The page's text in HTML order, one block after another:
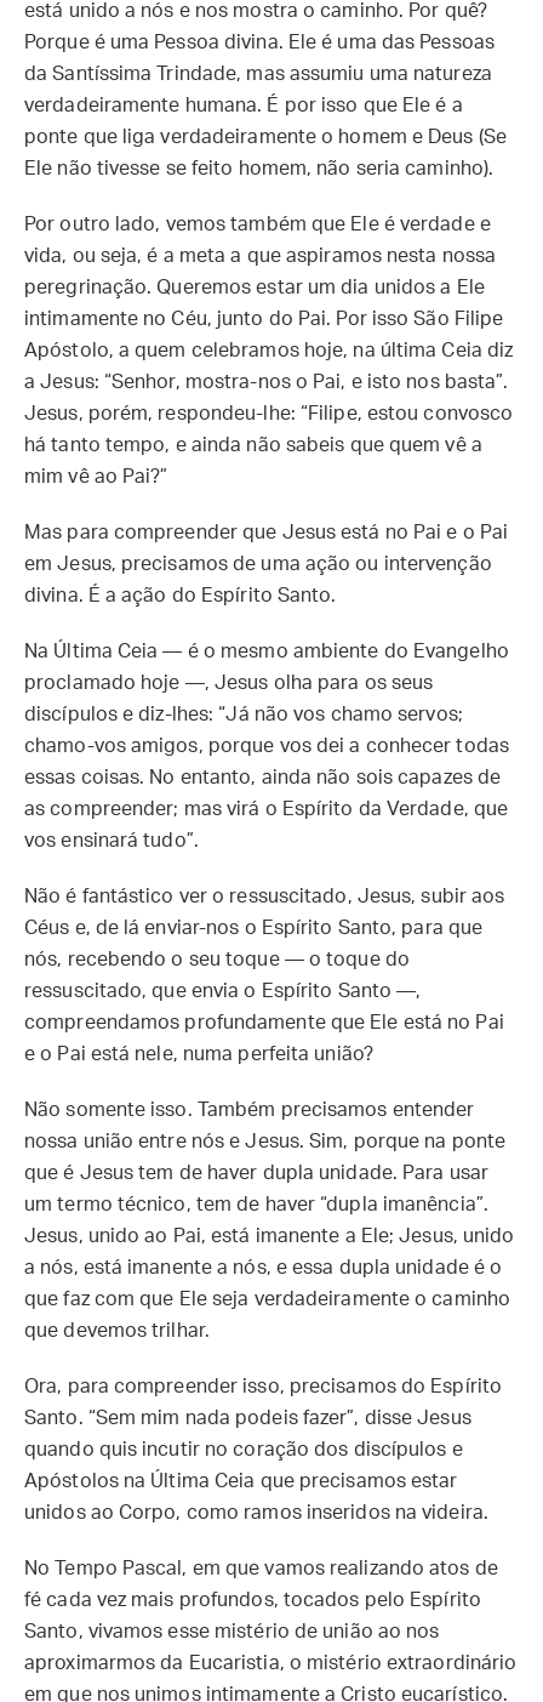
está unido a nós e nos mostra o caminho. Por quê?
Porque é uma Pessoa divina. Ele é uma das Pessoas
da Santíssima Trindade, mas assumiu uma natureza
verdadeiramente humana. É por isso que Ele é a
ponte que liga verdadeiramente o homem e Deus (Se
Ele não tivesse se feito homem, não seria caminho).
Por outro lado, vemos também que Ele é verdade e
vida, ou seja, é a meta a que aspiramos nesta nossa
peregrinação. Queremos estar um dia unidos a Ele
intimamente no Céu, junto do Pai. Por isso São Filipe
Apóstolo, a quem celebramos hoje, na última Ceia diz
a Jesus: “Senhor, mostra-nos o Pai, e isto nos basta”.
Jesus, porém, respondeu-lhe: “Filipe, estou convosco
há tanto tempo, e ainda não sabeis que quem vê a
mim vê ao Pai?”
Mas para compreender que Jesus está no Pai e o Pai
em Jesus, precisamos de uma ação ou intervenção
divina. É a ação do Espírito Santo.
Na Última Ceia — é o mesmo ambiente do Evangelho
proclamado hoje —, Jesus olha para os seus
discípulos e diz-lhes: “Já não vos chamo servos;
chamo-vos amigos, porque vos dei a conhecer todas
essas coisas. No entanto, ainda não sois capazes de
as compreender; mas virá o Espírito da Verdade, que
vos ensinará tudo”.
Não é fantástico ver o ressuscitado, Jesus, subir aos
Céus e, de lá enviar-nos o Espírito Santo, para que
nós, recebendo o seu toque — o toque do
ressuscitado, que envia o Espírito Santo —,
compreendamos profundamente que Ele está no Pai
e o Pai está nele, numa perfeita união?
Não somente isso. Também precisamos entender
nossa união entre nós e Jesus. Sim, porque na ponte
que é Jesus tem de haver dupla unidade. Para usar
um termo técnico, tem de haver “dupla imanência”.
Jesus, unido ao Pai, está imanente a Ele; Jesus, unido
a nós, está imanente a nós, e essa dupla unidade é o
que faz com que Ele seja verdadeiramente o caminho
que devemos trilhar.
Ora, para compreender isso, precisamos do Espírito
Santo. “Sem mim nada podeis fazer”, disse Jesus
quando quis incutir no coração dos discípulos e
Apóstolos na Última Ceia que precisamos estar
unidos ao Corpo, como ramos inseridos na videira.
No Tempo Pascal, em que vamos realizando atos de
fé cada vez mais profundos, tocados pelo Espírito
Santo, vivamos esse mistério de união ao nos
aproximarmos da Eucaristia, o mistério extraordinário
em que nos unimos intimamente a Cristo eucarístico.